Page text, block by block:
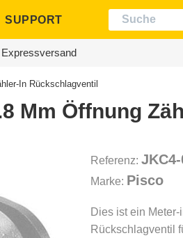
SUPPORT
Expressversand
In Rückschlagventil
Mm Öffnung
Referenz:
Marke: Pisco
Dies ist ein
Rückschlagventil